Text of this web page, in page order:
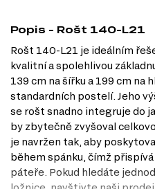
Popis - Rošt 140-L21
Rošt 140-L21 je ideálním
kvalitní a spolehlivou
139 cm na šířku a 199 cm na
standardních postelí. Jeho
se rošt snadno integruje do
by zbytečně zvyšoval
je navržen tak, aby
během spánku, čímž
páteře. Pokud hledáte